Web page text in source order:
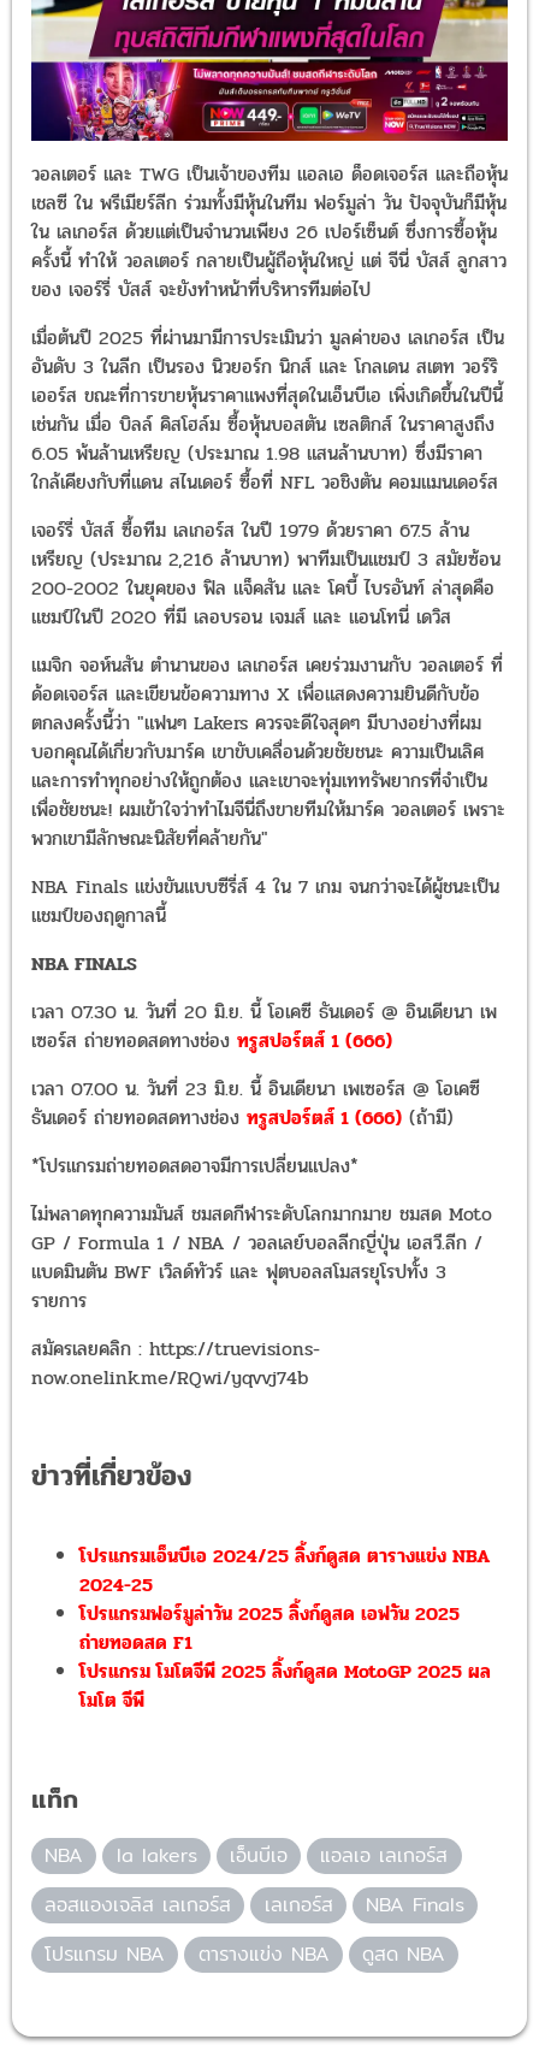
วอลเตอร์ และ TWG เป็นเจ้าของทีม แอลเอ ด็อดเจอร์ส และถือหุ้น
เชลซี ใน พรีเมียร์ลีก ร่วมทั้งมีหุ้นในทีม ฟอร์มูล่า วัน ปัจจุบันก็มีหุ้น
ใน เลเกอร์ส ด้วยแต่เป็นจำนวนเพียง 26 เปอร์เซ็นต์ ซึ่งการซื้อหุ้น
ครั้งนี้ ทำให้ วอลเตอร์ กลายเป็นผู้ถือหุ้นใหญ่ แต่ จีนี่ บัสส์ ลูกสาว
ของ เจอร์รี่ บัสส์ จะยังทำหน้าที่บริหารทีมต่อไป
เมื่อต้นปี 2025 ที่ผ่านมามีการประเมินว่า มูลค่าของ เลเกอร์ส เป็น
อันดับ 3 ในลีก เป็นรอง นิวยอร์ก นิกส์ และ โกลเดน สเตท วอร์ริ
เออร์ส ขณะที่การขายหุ้นราคาแพงที่สุดในเอ็นบีเอ เพิ่งเกิดขึ้นในปีนี้
เช่นกัน เมื่อ บิลล์ คิสโฮล์ม ซื้อหุ้นบอสตัน เซลติกส์ ในราคาสูงถึง
6.05 พ้นล้านเหรียญ (ประมาณ 1.98 แสนล้านบาท) ซึ่งมีราคา
ใกล้เคียงกับที่แดน สไนเดอร์ ซื้อที่ NFL วอชิงตัน คอมแมนเดอร์ส
เจอร์รี่ บัสส์ ซื้อทีม เลเกอร์ส ในปี 1979 ด้วยราคา 67.5 ล้าน
เหรียญ (ประมาณ 2,216 ล้านบาท) พาทีมเป็นแชมป์ 3 สมัยซ้อน
200-2002 ในยุคของ ฟิล แจ็คสัน และ โคบี้ ไบรอันท์ ล่าสุดคือ
แชมป์ในปี 2020 ที่มี เลอบรอน เจมส์ และ แอนโทนี่ เดวิส
แมจิก จอห์นสัน ตำนานของ เลเกอร์ส เคยร่วมงานกับ วอลเตอร์ ที่
ด้อดเจอร์ส และเขียนข้อความทาง X เพื่อแสดงความยินดีกับข้อ
ตกลงครั้งนี้ว่า "แฟนๆ Lakers ควรจะดีใจสุดๆ มีบางอย่างที่ผม
บอกคุณได้เกี่ยวกับมาร์ค เขาขับเคลื่อนด้วยชัยชนะ ความเป็นเลิศ
และการทำทุกอย่างให้ถูกต้อง และเขาจะทุ่มเททรัพยากรที่จำเป็น
เพื่อชัยชนะ! ผมเข้าใจว่าทำไมจีนี่ถึงขายทีมให้มาร์ค วอลเตอร์ เพราะ
พวกเขามีลักษณะนิสัยที่คล้ายกัน"
NBA Finals แข่งขันแบบซีรี่ส์ 4 ใน 7 เกม จนกว่าจะได้ผู้ชนะเป็น
แชมป์ของฤดูกาลนี้
NBA FINALS
เวลา 07.30 น. วันที่ 20 มิ.ย. นี้ โอเคซี ธันเดอร์ @ อินเดียนา เพ
เซอร์ส ถ่ายทอดสดทางช่อง ทรูสปอร์ตส์ 1 (666)
เวลา 07.00 น. วันที่ 23 มิ.ย. นี้ อินเดียนา เพเซอร์ส @ โอเคซี
ธันเดอร์ ถ่ายทอดสดทางช่อง ทรูสปอร์ตส์ 1 (666) (ถ้ามี)
*โปรแกรมถ่ายทอดสดอาจมีการเปลี่ยนแปลง*
ไม่พลาดทุกความมันส์ ชมสดกีฬาระดับโลกมากมาย ชมสด Moto
GP / Formula 1 / NBA / วอลเลย์บอลลีกญี่ปุ่น เอสวี.ลีก /
แบดมินตัน BWF เวิลด์ทัวร์ และ ฟุตบอลสโมสรยุโรปทั้ง 3
รายการ
สมัครเลยคลิก : https://truevisions-
now.onelink.me/RQwi/yqvvj74b
ข่าวที่เกี่ยวข้อง
โปรแกรมเอ็นบีเอ 2024/25 ลิ้งก์ดูสด ตารางแข่ง NBA
2024-25
โปรแกรมฟอร์มูล่าวัน 2025 ลิ้งก์ดูสด เอฟวัน 2025
ถ่ายทอดสด F1
โปรแกรม โมโตจีพี 2025 ลิ้งก์ดูสด MotoGP 2025 ผล
โมโต จีพี
แท็ก
NBA la lakers เอ็นบีเอ
แอลเอ เลเกอร์ส
ลอสแองเจลิส เลเกอร์ส
เลเกอร์ส
NBA Finals
โปรแกรม NBA
ตารางแข่ง NBA ดูสด NBA